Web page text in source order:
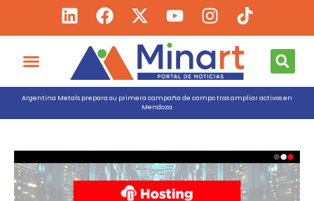
Argentina Metals prepara su primera campaña de campo tras ampliar activos en
Mendoza